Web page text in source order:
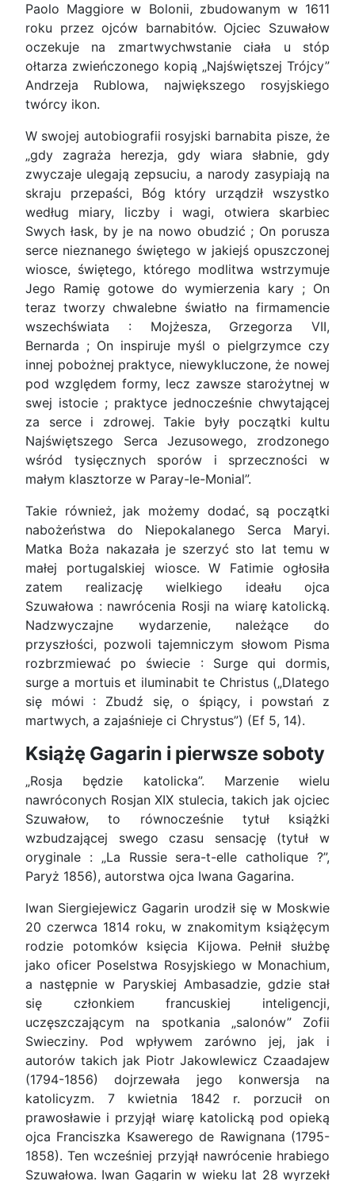
Paolo Maggiore w Bolonii, zbudowanym w 1611
roku przez ojców barnabitów. Ojciec Szuwałow
oczekuje na zmartwychwstanie ciała u stóp
ołtarza zwieńczonego kopią „Najświętszej Trójcy”
Andrzeja Rublowa, największego rosyjskiego
twórcy ikon.
W swojej autobiografii rosyjski barnabita pisze, że
„gdy zagraża herezja, gdy wiara słabnie, gdy
zwyczaje ulegają zepsuciu, a narody zasypiają na
skraju przepaści, Bóg który urządził wszystko
według miary, liczby i wagi, otwiera skarbiec
Swych łask, by je na nowo obudzić ; On porusza
serce nieznanego świętego w jakiejś opuszczonej
wiosce, świętego, którego modlitwa wstrzymuje
Jego Ramię gotowe do wymierzenia kary ; On
teraz tworzy chwalebne światło na firmamencie
wszechświata : Mojżesza, Grzegorza VII,
Bernarda ; On inspiruje myśl o pielgrzymce czy
innej pobożnej praktyce, niewykluczone, że nowej
pod względem formy, lecz zawsze starożytnej w
swej istocie ; praktyce jednocześnie chwytającej
za serce i zdrowej. Takie były początki kultu
Najświętszego Serca Jezusowego, zrodzonego
wśród tysięcznych sporów i sprzeczności w
małym klasztorze w Paray-le-Monial”.
Takie również, jak możemy dodać, są początki
nabożeństwa do Niepokalanego Serca Maryi.
Matka Boża nakazała je szerzyć sto lat temu w
małej portugalskiej wiosce. W Fatimie ogłosiła
zatem realizację wielkiego ideału ojca
Szuwałowa : nawrócenia Rosji na wiarę katolicką.
Nadzwyczajne wydarzenie, należące do
przyszłości, pozwoli tajemniczym słowom Pisma
rozbrzmiewać po świecie : Surge qui dormis,
surge a mortuis et iluminabit te Christus („Dlatego
się mówi : Zbudź się, o śpiący, i powstań z
martwych, a zajaśnieje ci Chrystus”) (Ef 5, 14).
Książę Gagarin i pierwsze soboty
„Rosja będzie katolicka”. Marzenie wielu
nawróconych Rosjan XIX stulecia, takich jak ojciec
Szuwałow, to równocześnie tytuł książki
wzbudzającej swego czasu sensację (tytuł w
oryginale : „La Russie sera-t-elle catholique ?”,
Paryż 1856), autorstwa ojca Iwana Gagarina.
Iwan Siergiejewicz Gagarin urodził się w Moskwie
20 czerwca 1814 roku, w znakomitym książęcym
rodzie potomków księcia Kijowa. Pełnił służbę
jako oficer Poselstwa Rosyjskiego w Monachium,
a następnie w Paryskiej Ambasadzie, gdzie stał
się członkiem francuskiej inteligencji,
uczęszczającym na spotkania „salonów” Zofii
Swiecziny. Pod wpływem zarówno jej, jak i
autorów takich jak Piotr Jakowlewicz Czaadajew
(1794-1856) dojrzewała jego konwersja na
katolicyzm. 7 kwietnia 1842 r. porzucił on
prawosławie i przyjął wiarę katolicką pod opieką
ojca Franciszka Ksawerego de Rawignana (1795-
1858). Ten wcześniej przyjął nawrócenie hrabiego
Szuwałowa. Iwan Gagarin w wieku lat 28 wyrzekł